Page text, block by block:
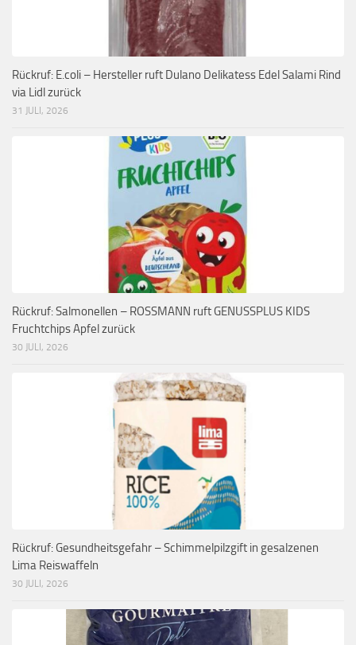
Rückruf: E.coli – Hersteller ruft Dulano Delikatess Edel Salami Rind
via Lidl zurück
31 JULI, 2026
Rückruf: Salmonellen – ROSSMANN ruft GENUSSPLUS KIDS
Fruchtchips Apfel zurück
30 JULI, 2026
Rückruf: Gesundheitsgefahr – Schimmelpilzgift in gesalzenen
Lima Reiswaffeln
30 JULI, 2026